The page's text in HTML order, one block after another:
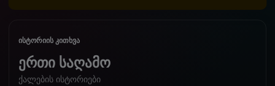
ისტორიის კითხვა
ერთი საღამო
ქალების ისტორიები